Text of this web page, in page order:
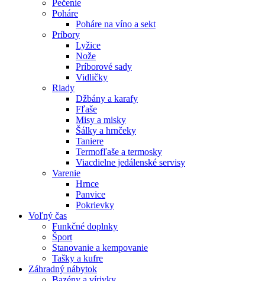
Pečenie
Poháre
Poháre na víno a sekt
Príbory
Lyžice
Nože
Príborové sady
Vidličky
Riady
Džbány a karafy
Fľaše
Misy a misky
Šálky a hrnčeky
Taniere
Termofľaše a termosky
Viacdielne jedálenské servisy
Varenie
Hrnce
Panvice
Pokrievky
Voľný čas
Funkčné doplnky
Šport
Stanovanie a kempovanie
Tašky a kufre
Záhradný nábytok